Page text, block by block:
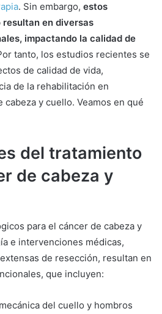
. Sin embargo, estos
en diversas
impactando la calidad de
tanto, los estudios recientes se
de calidad de vida,
de la rehabilitación en
cabeza y cuello. Veamos en qué
del tratamiento
de cabeza y
para el cáncer de cabeza y
e intervenciones médicas,
de resección, resultan en
que incluyen:
del cuello y hombros